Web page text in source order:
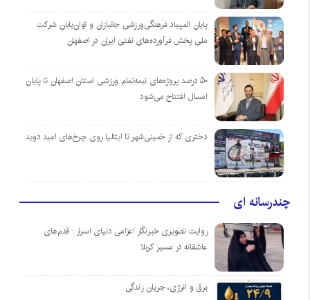
پایان المپیاد فرهنگی‌ورزشی جانبازان و توان‌یابان شرکت
ملی پخش فرآورده‌های نفتی ایران در اصفهان
۵۰ درصد پروژه‌های نیمه‌تمام ورزشی استان اصفهان تا پایان
امسال افتتاح می‌شود
دختری که از خمینی‌شهر تا ایتالیا روی چرخ‌های امید دوید
چندرسانه ای
روایت تصویری خبرنگار اعزامی دنیای اسرار : قدم‌های
عاشقانه در مسیر کربلا
برق و انرژی، جریان زندگی